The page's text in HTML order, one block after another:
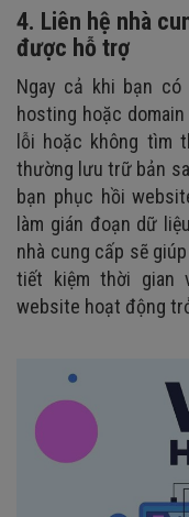
4. Liên hệ nhà
được hỗ trợ
Ngay cả khi bạn có
hosting hoặc
lỗi hoặc không tìm
thường lưu trữ bản
bạn phục hồi
làm gián đoạn dữ
nhà cung cấp sẽ
tiết kiệm thời gian
website hoạt động